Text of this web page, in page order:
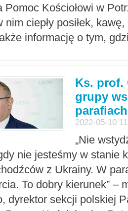
Pomoc Kościołowi w
nim ciepły posiłek,
informację o tym,
Ks. prof.
grupy
parafiach
2022-05-10
„Nie
nie jesteśmy w stanie
z Ukrainy. W
To dobry kierunek” –
dyrektor sekcji polskiej